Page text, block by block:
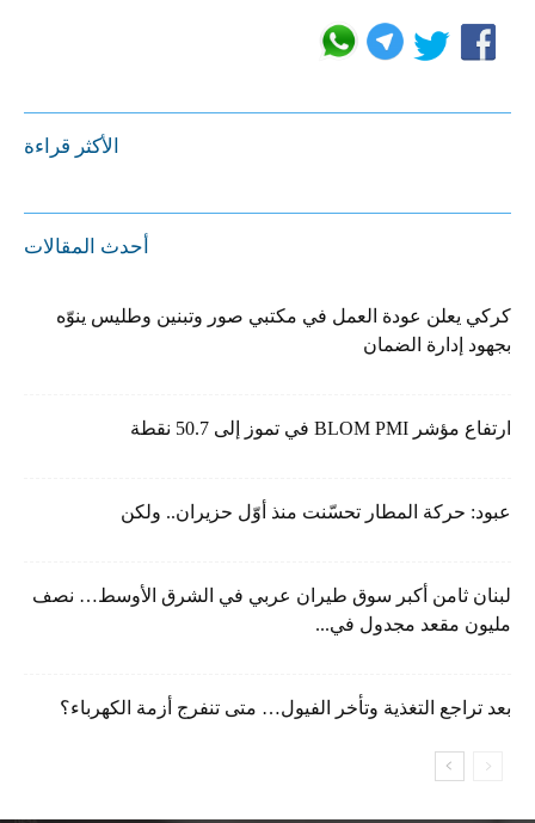
الأكثر قراءة
أحدث المقالات
كركي يعلن عودة العمل في مكتبي صور وتبنين وطليس ينوّه
بجهود إدارة الضمان
ارتفاع مؤشر BLOM PMI في تموز إلى 50.7 نقطة
عبود: حركة المطار تحسّنت منذ أوّل حزيران.. ولكن
لبنان ثامن أكبر سوق طيران عربي في الشرق الأوسط… نصف
مليون مقعد مجدول في...
بعد تراجع التغذية وتأخر الفيول… متى تنفرج أزمة الكهرباء؟